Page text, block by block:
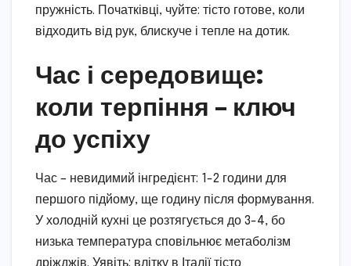
пружність. Початківці, чуйте: тісто готове, коли
відходить від рук, блискуче і тепле на дотик.
Час і середовище:
коли терпіння – ключ
до успіху
Час – невидимий інгредієнт: 1-2 години для
першого підйому, ще годину після формування.
У холодній кухні це розтягується до 3-4, бо
низька температура сповільнює метаболізм
дріжджів. Уявіть: влітку в Італії тісто